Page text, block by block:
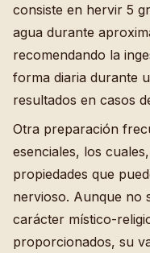
consiste en hervir 5
agua durante
recomendando la
forma diaria durante
resultados en casos
Otra preparación
esenciales, los
propiedades que
nervioso. Aunque no
carácter místico-
proporcionados, su